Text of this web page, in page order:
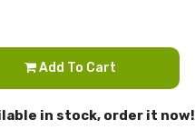
Add To Cart
in stock, order it now!